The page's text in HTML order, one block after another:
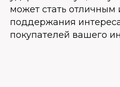
может стать отличным
поддержания
покупателей вашего